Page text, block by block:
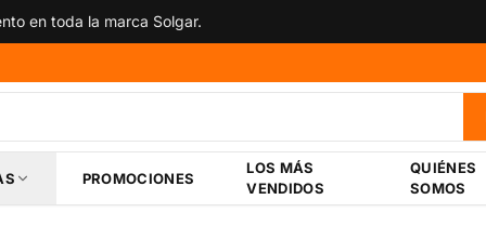
en toda la marca Solgar.
PROMOCIONES
LOS MÁS
VENDIDOS
QUIÉNES
SOMOS